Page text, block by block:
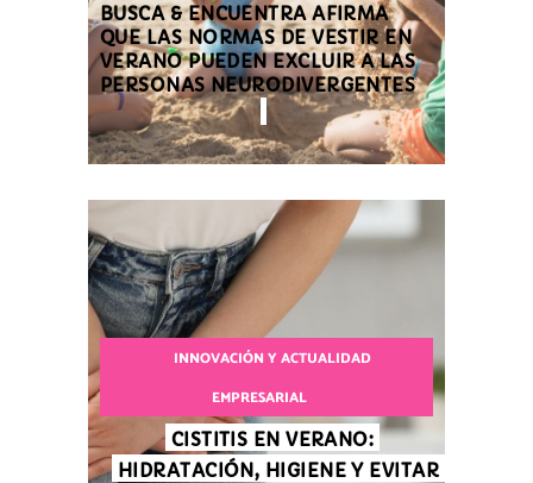
BUSCA & ENCUENTRA AFIRMA
QUE LAS NORMAS DE VESTIR EN
VERANO PUEDEN EXCLUIR A LAS
PERSONAS NEURODIVERGENTES
INNOVACIÓN Y ACTUALIDAD
EMPRESARIAL
CISTITIS EN VERANO:
HIDRATACIÓN, HIGIENE Y EVITAR